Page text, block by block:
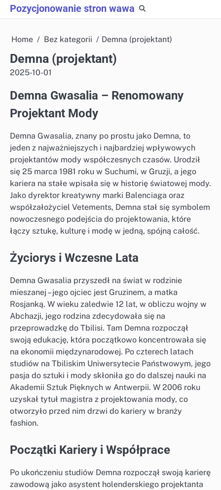
Skip
to
Pozycjonowanie stron wawa
Home Bez kategorii Demna (projektant)
Demna (projektant)
2025-10-01
Demna Gwasalia – Renomowany
Projektant Mody
Demna Gwasalia, znany po prostu jako Demna, to
jeden z najważniejszych i najbardziej wpływowych
projektantów mody współczesnych czasów. Urodził
się 25 marca 1981 roku w Suchumi, w Gruzji, a jego
kariera na stałe wpisała się w historię światowej mody.
Jako dyrektor kreatywny marki Balenciaga oraz
współzałożyciel Vetements, Demna stał się symbolem
nowoczesnego podejścia do projektowania, które
łączy sztukę, kulturę i modę w jedną, spójną całość.
Życiorys i Wczesne Lata
Demna Gwasalia przyszedł na świat w rodzinie
mieszanej – jego ojciec jest Gruzinem, a matka
Rosjanką. W wieku zaledwie 12 lat, w obliczu wojny w
Abchazji, jego rodzina zdecydowała się na
przeprowadzkę do Tbilisi. Tam Demna rozpoczął
swoją edukację, która początkowo koncentrowała się
na ekonomii międzynarodowej. Po czterech latach
studiów na Tbiliskim Uniwersytecie Państwowym, jego
pasja do sztuki i mody skłoniła go do dalszej nauki na
Akademii Sztuk Pięknych w Antwerpii. W 2006 roku
uzyskał tytuł magistra z projektowania mody, co
otworzyło przed nim drzwi do kariery w branży
fashion.
Początki Kariery i Współprace
Po ukończeniu studiów Demna rozpoczął swoją karierę
zawodową jako asystent holenderskiego projektanta